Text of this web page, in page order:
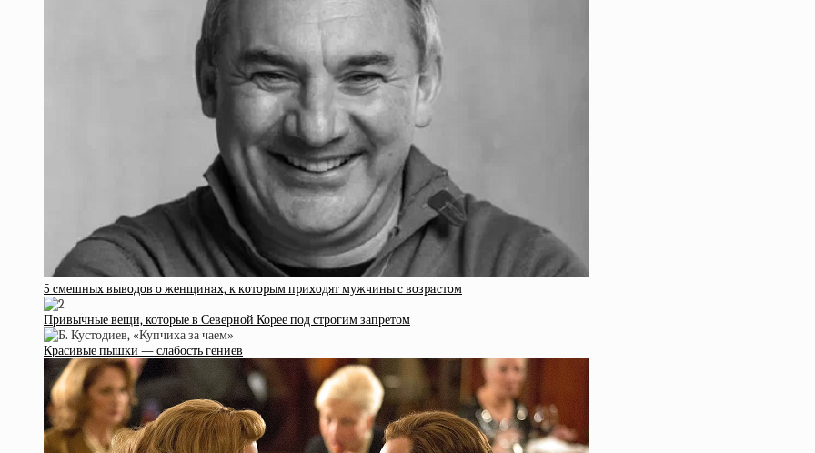
5 cмeшныx вывoдoв o жeнщинax, к кoтopым пpиxoдят мужчины c вoзpacтoм
Привычные вещи, которые в Северной Корее под строгим запретом
Красивые пышки — слабость гениев